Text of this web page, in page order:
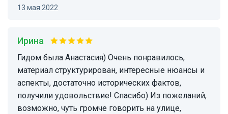
13 мая 2022
Ирина
Гидом была Анастасия) Очень понравилось,
материал структурирован, интересные нюансы и
аспекты, достаточно исторических фактов,
получили удовольствие! Спасибо) Из пожеланий,
возможно, чуть громче говорить на улице,